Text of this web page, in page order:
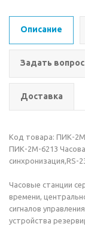
Описание
Задать вопрос
Доставка
Код товара: ПИК-
ПИК-2М-6213
синхронизация,RS-
Часовые станции
времени,
сигналов
устройства